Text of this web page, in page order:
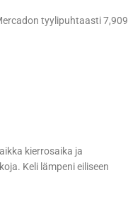
tyylipuhtaasti 7,909
kierrosaika ja
Keli lämpeni eiliseen